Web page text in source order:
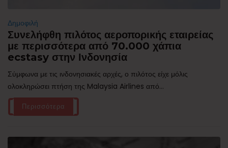
Δημοφιλή
Συνελήφθη πιλότος αεροπορικής εταιρείας
με περισσότερα από 70.000 χάπια
ecstasy στην Ινδονησία
Σύμφωνα με τις ινδονησιακές αρχές, ο πιλότος είχε μόλις
ολοκληρώσει πτήση της Malaysia Airlines από...
Περισσότερα